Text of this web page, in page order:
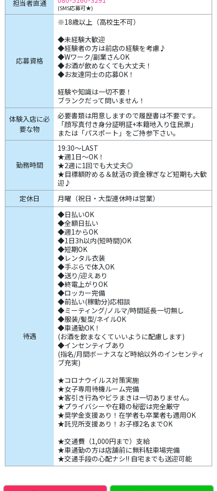
担当者直通 (SMS応募可★)
応募資格
※18歳以上（高校生不可）
◆未経験大歓迎
◆経験者の方は前店の経験を考慮♪
◆Wワーク/副業さんOK
◆お酒が飲めなくても大丈夫！
◆お友達同士の応募OK！
経験や知識は一切不要！
ブランクだって問いません！
体験入店に必
要な物
必要書類は用意しますので履歴書は不要です。
「顔写真付き身分証明証+本籍地入り住民票」
または「パスポート」をご持参下さい。
勤務時間
19:30～LAST
★週1日～OK！
★2週に1回でも大丈夫◎
★目標額貯める＆就活の資金稼ぎなど短期も大歓
迎♪
定休日
月曜（祝日・大型連休時は営業）
待遇
◆日払いOK
◆全額日払い
◆週1からOK
◆1日3h以内(短時間)OK
◆短期OK
◆レンタル衣装
◆手ぶらで体入OK
◆送り/迎えあり
◆終電上がりOK
◆ロッカー完備
◆前払い(稼動分)応相談
◆ミーティング/ノルマ/時間延長一切無し
◆服装/髪型/ネイルOK
◆車通勤OK！
(お酒を飲まなくていいように配慮します)
◆インセンティブあり
(指名/月間ボーナスなど時給以外のインセンティ
ブ充実)
★コロナウイルス対策実施
★女子専用待機ルーム完備
★客引き行為やビラまきは一切ありません。
★プライバシーや在籍の秘密は完全厳守
★奨学金支援あり！在学者も卒業者も適用OK
★託児所支援あり！お子様2名までOK
★交通費（1,000円まで）支給
★車通勤の方は店舗前に無料駐車場完備
★交通手段の心配ナシ!! 自宅までも送迎可能